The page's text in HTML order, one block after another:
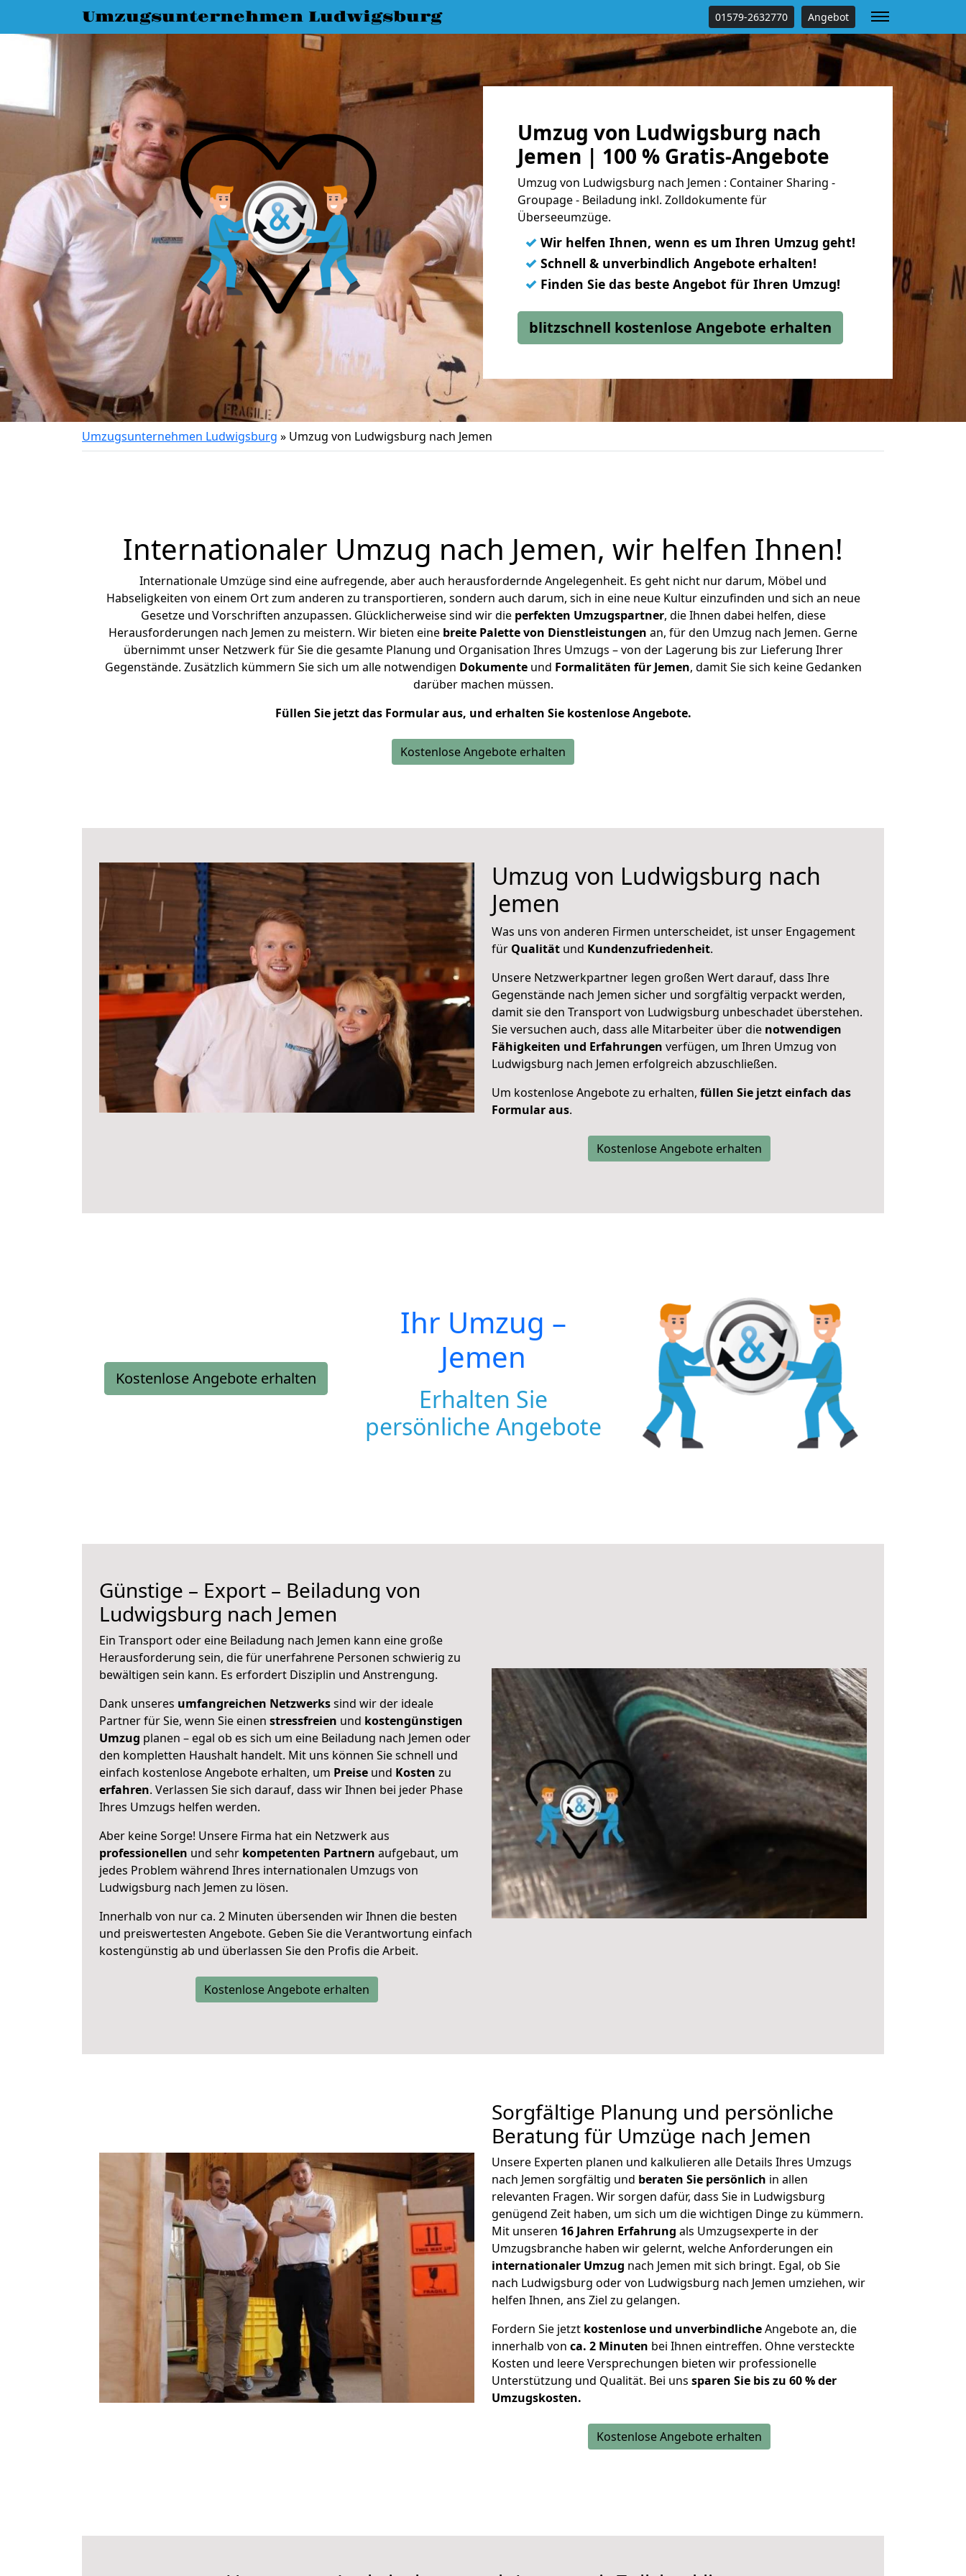
Umzugsunternehmen Ludwigsburg 01579-2632770 Angebot
Umzug von Ludwigsburg nach
Jemen | 100 % Gratis-Angebote
Umzug von Ludwigsburg nach Jemen : Container Sharing -
Groupage - Beiladung inkl. Zolldokumente für
Überseeumzüge.
✓ Wir helfen Ihnen, wenn es um Ihren Umzug geht!
✓ Schnell & unverbindlich Angebote erhalten!
✓ Finden Sie das beste Angebot für Ihren Umzug!
blitzschnell kostenlose Angebote erhalten
Umzugsunternehmen Ludwigsburg » Umzug von Ludwigsburg nach Jemen
Internationaler Umzug nach Jemen, wir helfen Ihnen!
Internationale Umzüge sind eine aufregende, aber auch herausfordernde Angelegenheit. Es geht nicht nur darum, Möbel und
Habseligkeiten von einem Ort zum anderen zu transportieren, sondern auch darum, sich in eine neue Kultur einzufinden und sich an neue
Gesetze und Vorschriften anzupassen. Glücklicherweise sind wir die perfekten Umzugspartner, die Ihnen dabei helfen, diese
Herausforderungen nach Jemen zu meistern. Wir bieten eine breite Palette von Dienstleistungen an, für den Umzug nach Jemen. Gerne
übernimmt unser Netzwerk für Sie die gesamte Planung und Organisation Ihres Umzugs – von der Lagerung bis zur Lieferung Ihrer
Gegenstände. Zusätzlich kümmern Sie sich um alle notwendigen Dokumenteund Formalitäten für Jemen, damit Sie sich keine Gedanken
darüber machen müssen.
Füllen Sie jetzt das Formular aus, und erhalten Sie kostenlose Angebote.
Kostenlose Angebote erhalten
Umzug von Ludwigsburg nach
Jemen
Was uns von anderen Firmen unterscheidet, ist unser Engagement
für Qualität und Kundenzufriedenheit.
Unsere Netzwerkpartner legen großen Wert darauf, dass Ihre
Gegenstände nach Jemen sicher und sorgfältig verpackt werden,
damit sie den Transport von Ludwigsburg unbeschadet überstehen.
Sie versuchen auch, dass alle Mitarbeiter über die notwendigen
Fähigkeiten und Erfahrungen verfügen, um Ihren Umzug von
Ludwigsburg nach Jemen erfolgreich abzuschließen.
Um kostenlose Angebote zu erhalten, füllen Sie jetzt einfach das
Formular aus.
Kostenlose Angebote erhalten
Kostenlose Angebote erhalten
Ihr Umzug –
Jemen
Erhalten Sie
persönliche Angebote
Günstige – Export – Beiladung von
Ludwigsburg nach Jemen
Ein Transport oder eine Beiladung nach Jemen kann eine große
Herausforderung sein, die für unerfahrene Personen schwierig zu
bewältigen sein kann. Es erfordert Disziplin und Anstrengung.
Dank unseres umfangreichen Netzwerkssind wir der ideale
Partner für Sie, wenn Sie einen stressfreien und kostengünstigen
Umzug planen – egal ob es sich um eine Beiladung nach Jemen oder
den kompletten Haushalt handelt. Mit uns können Sie schnell und
einfach kostenlose Angebote erhalten, um Preise und Kosten zu
erfahren. Verlassen Sie sich darauf, dass wir Ihnen bei jeder Phase
Ihres Umzugs helfen werden.
Aber keine Sorge! Unsere Firma hat ein Netzwerk aus
professionellen und sehr kompetenten Partnern aufgebaut, um
jedes Problem während Ihres internationalen Umzugs von
Ludwigsburg nach Jemen zu lösen.
Innerhalb von nur ca. 2 Minuten übersenden wir Ihnen die besten
und preiswertesten Angebote. Geben Sie die Verantwortung einfach
kostengünstig ab und überlassen Sie den Profis die Arbeit.
Kostenlose Angebote erhalten
Sorgfältige Planung und persönliche
Beratung für Umzüge nach Jemen
Unsere Experten planen und kalkulieren alle Details Ihres Umzugs
nach Jemen sorgfältig und beraten Sie persönlich in allen
relevanten Fragen. Wir sorgen dafür, dass Sie in Ludwigsburg
genügend Zeit haben, um sich um die wichtigen Dinge zu kümmern.
Mit unseren 16 Jahren Erfahrung als Umzugsexperte in der
Umzugsbranche haben wir gelernt, welche Anforderungen ein
internationaler Umzug nach Jemen mit sich bringt. Egal, ob Sie
nach Ludwigsburg oder von Ludwigsburg nach Jemen umziehen, wir
helfen Ihnen, ans Ziel zu gelangen.
Fordern Sie jetzt kostenlose und unverbindlicheAngebote an, die
innerhalb von ca. 2 Minuten bei Ihnen eintreffen. Ohne versteckte
Kosten und leere Versprechungen bieten wir professionelle
Unterstützung und Qualität. Bei uns sparen Sie bis zu 60 % der
Umzugskosten.
Kostenlose Angebote erhalten